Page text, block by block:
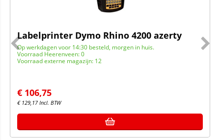
Labelprinter Dymo Rhino 4200 azerty
Op werkdagen voor 14:30 besteld, morgen in huis.
Voorraad Heerenveen: 0
Voorraad externe magazijn: 12
€ 106,75
€ 129,17 Incl. BTW